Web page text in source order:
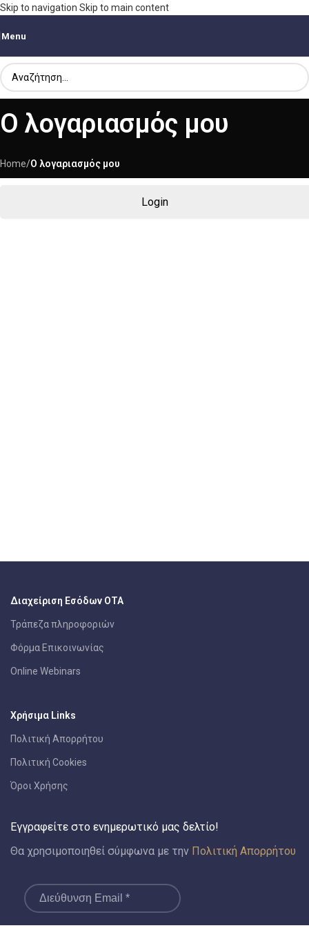
Skip to navigation Skip to main content
Menu
Ο λογαριασμός μου
Home/Ο λογαριασμός μου
Login
Διαχείριση Εσόδων ΟΤΑ
Τράπεζα πληροφοριών
Φόρμα Επικοινωνίας
Online Webinars
Χρήσιμα Links
Πολιτική Απορρήτου
Πολιτική Cookies
Όροι Χρήσης
Εγγραφείτε στο ενημερωτικό μας δελτίο!
Θα χρησιμοποιηθεί σύμφωνα με την Πολιτική Απορρήτου